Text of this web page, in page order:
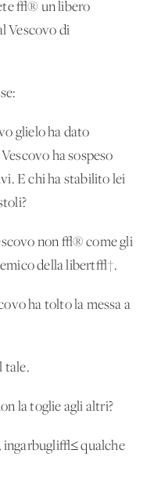
√® un libero
Vescovo di
glielo ha dato
ha sospeso
E chi ha stabilito lei
non √® come gli
della libert√†.
ha tolto la messa a
tale.
la toglie agli altri?
qualche